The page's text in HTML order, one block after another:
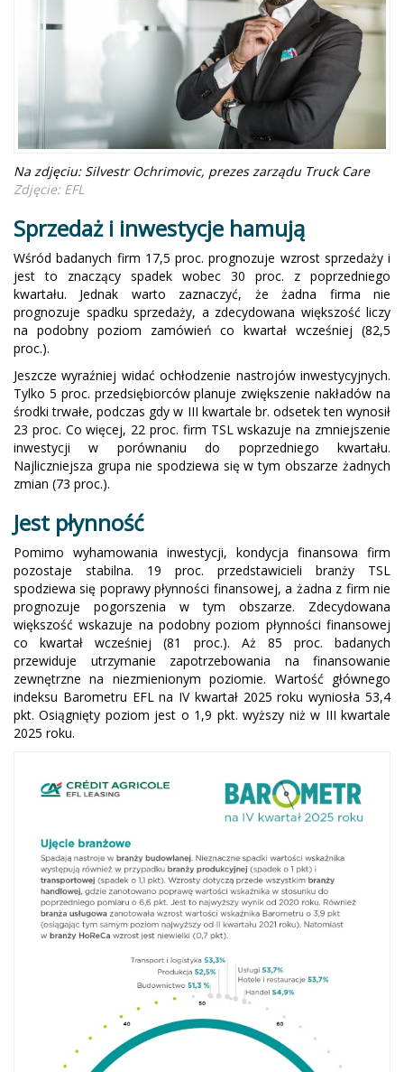
Na zdjęciu: Silvestr Ochrimovic, prezes zarządu Truck Care
Zdjęcie: EFL
Sprzedaż i inwestycje hamują
Wśród badanych firm 17,5 proc. prognozuje wzrost sprzedaży i
jest to znaczący spadek wobec 30 proc. z poprzedniego
kwartału. Jednak warto zaznaczyć, że żadna firma nie
prognozuje spadku sprzedaży, a zdecydowana większość liczy
na podobny poziom zamówień co kwartał wcześniej (82,5
proc.).
Jeszcze wyraźniej widać ochłodzenie nastrojów inwestycyjnych.
Tylko 5 proc. przedsiębiorców planuje zwiększenie nakładów na
środki trwałe, podczas gdy w III kwartale br. odsetek ten wynosił
23 proc. Co więcej, 22 proc. firm TSL wskazuje na zmniejszenie
inwestycji w porównaniu do poprzedniego kwartału.
Najliczniejsza grupa nie spodziewa się w tym obszarze żadnych
zmian (73 proc.).
Jest płynność
Pomimo wyhamowania inwestycji, kondycja finansowa firm
pozostaje stabilna. 19 proc. przedstawicieli branży TSL
spodziewa się poprawy płynności finansowej, a żadna z firm nie
prognozuje pogorszenia w tym obszarze. Zdecydowana
większość wskazuje na podobny poziom płynności finansowej
co kwartał wcześniej (81 proc.). Aż 85 proc. badanych
przewiduje utrzymanie zapotrzebowania na finansowanie
zewnętrzne na niezmienionym poziomie. Wartość głównego
indeksu Barometru EFL na IV kwartał 2025 roku wyniosła 53,4
pkt. Osiągnięty poziom jest o 1,9 pkt. wyższy niż w III kwartale
2025 roku.